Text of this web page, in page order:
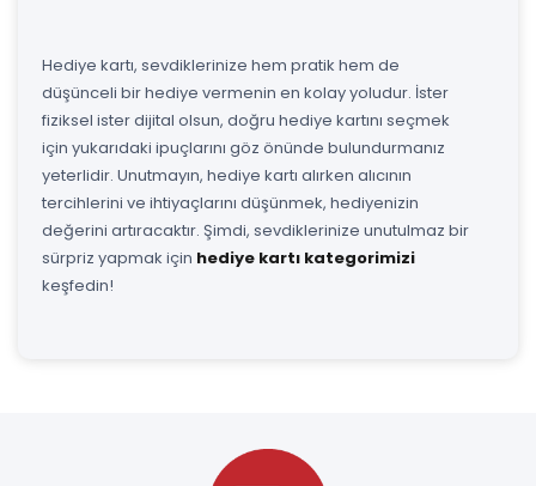
Hediye kartı, sevdiklerinize hem pratik hem de
düşünceli bir hediye vermenin en kolay yoludur. İster
fiziksel ister dijital olsun, doğru hediye kartını seçmek
için yukarıdaki ipuçlarını göz önünde bulundurmanız
yeterlidir. Unutmayın, hediye kartı alırken alıcının
tercihlerini ve ihtiyaçlarını düşünmek, hediyenizin
değerini artıracaktır. Şimdi, sevdiklerinize unutulmaz bir
sürpriz yapmak için hediye kartı kategorimizi
keşfedin!